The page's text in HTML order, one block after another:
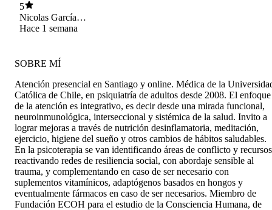
5
Nicolas García
Alcaíno
Hace 1 semana
SOBRE MÍ
Atención presencial en Santiago y online. Médica de la
Católica de Chile, en psiquiatría de adultos desde 2008. El enfoque
de la atención es integrativo, es decir desde una mirada funcional,
neuroinmunológica, interseccional y sistémica de la salud. Invito a
lograr mejoras a través de nutrición desinflamatoria, meditación,
ejercicio, higiene del sueño y otros cambios de hábitos saludables.
En la psicoterapia se van identificando áreas de conflicto y
reactivando redes de resiliencia social, con abordaje sensible al
trauma, y complementando en caso de ser necesario con
suplementos vitamínicos, adaptógenos basados en hongos y
eventualmente fármacos en caso de ser necesarios. Miembro de
Fundación ECOH para el estudio de la Consciencia Humana, de